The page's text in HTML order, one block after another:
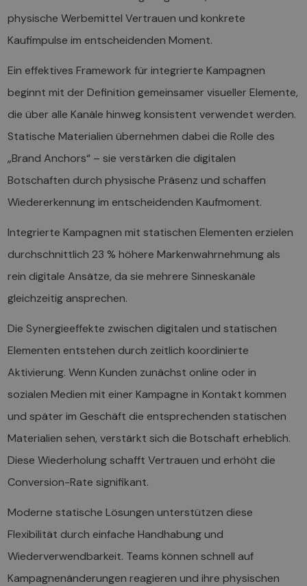
physische Werbemittel Vertrauen und konkrete
Kaufimpulse im entscheidenden Moment.
Ein effektives Framework für integrierte Kampagnen
beginnt mit der Definition gemeinsamer visueller Elemente,
die über alle Kanäle hinweg konsistent verwendet werden.
Statische Materialien übernehmen dabei die Rolle des
„Brand Anchors“ – sie verstärken die digitalen
Botschaften durch physische Präsenz und schaffen
Wiedererkennung im entscheidenden Kaufmoment.
Integrierte Kampagnen mit statischen Elementen erzielen
durchschnittlich 23 % höhere Markenwahrnehmung als
rein digitale Ansätze, da sie mehrere Sinneskanäle
gleichzeitig ansprechen.
Die Synergieeffekte zwischen digitalen und statischen
Elementen entstehen durch zeitlich koordinierte
Aktivierung. Wenn Kunden zunächst online oder in
sozialen Medien mit einer Kampagne in Kontakt kommen
und später im Geschäft die entsprechenden statischen
Materialien sehen, verstärkt sich die Botschaft erheblich.
Diese Wiederholung schafft Vertrauen und erhöht die
Conversion-Rate signifikant.
Moderne statische Lösungen unterstützen diese
Flexibilität durch einfache Handhabung und
Wiederverwendbarkeit. Teams können schnell auf
Kampagnenänderungen reagieren und ihre physischen